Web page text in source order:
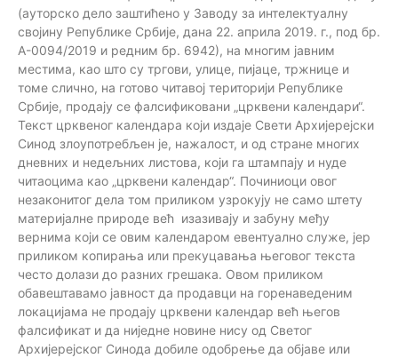
(ауторско дело заштићено у Заводу за интелектуалну
својину Републике Србије, дана 22. априла 2019. г., под бр.
А-0094/2019 и редним бр. 6942), на многим јавним
местима, као што су тргови, улице, пијаце, тржнице и
томе слично, на готово читавој територији Републике
Србије, продају се фалсификовани „црквени календари“.
Текст црквеног календара који издаје Свети Архијерејски
Синод злоупотребљен је, нажалост, и од стране многих
дневних и недељних листова, који га штампају и нуде
читаоцима као „црквени календар“. Починиоци овог
незаконитог дела том приликом узрокују не само штету
материјалне природе већ изазивају и забуну међу
вернима који се овим календаром евентуално служе, јер
приликом копирања или прекуцавања његовог текста
често долази до разних грешака. Овом приликом
обавештавамо јавност да продавци на горенаведеним
локацијама не продају црквени календар већ његов
фалсификат и да ниједне новине нису од Светог
Архијерејског Синода добиле одобрење да објаве или